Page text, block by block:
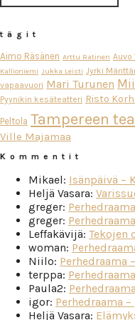
tägit
Aimo Räsänen Arttu Ratinen Auvo
Kallioniemi Jukka Leisti Jyrki
vapaavuori Mari Turunen
Pyynikin kesäteatteri Risto
Peltola Tampereen
Ville Majamaa
Kommentit
Mikael: Isänpäivä –
Heljä Vasara:
greger:
greger:
Leffakävijä: Tekojen
woman:
Niilo: Perhedraama
terppa:
Paula2:
igor: Perhedraama
Heljä Vasara: